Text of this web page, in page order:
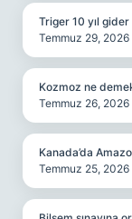
Triger 10 yıl gider
Temmuz 29, 2026
Kozmoz ne
Temmuz 26, 2026
Kanada’da
Temmuz 25, 2026